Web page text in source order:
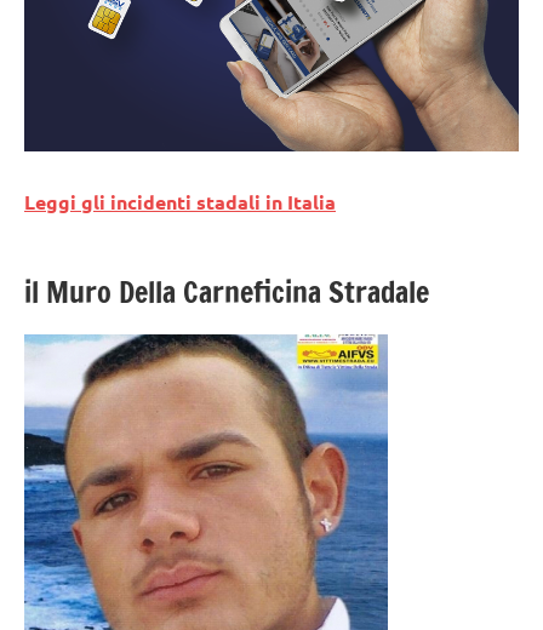
Leggi gli incidenti stadali in Italia
il Muro Della Carneficina Stradale